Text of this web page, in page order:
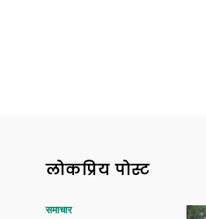
लोकप्रिय पोस्ट
समाचार